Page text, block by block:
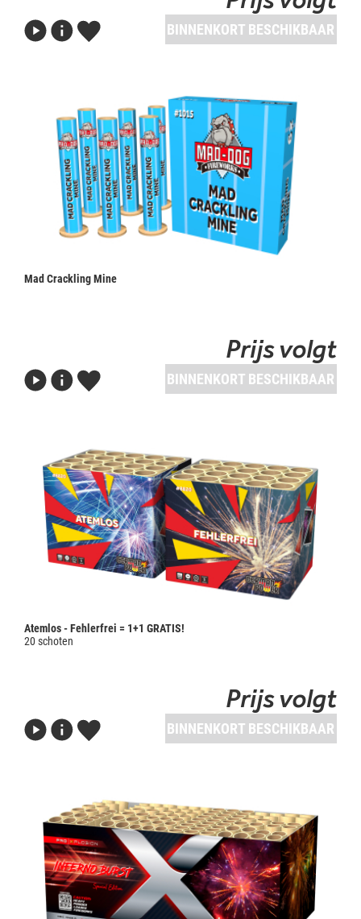
BINNENKORT BESCHIKBAAR
Mad Crackling Mine
Prijs volgt
BINNENKORT BESCHIKBAAR
Atemlos - Fehlerfrei = 1+1 GRATIS!
20 schoten
Prijs volgt
BINNENKORT BESCHIKBAAR